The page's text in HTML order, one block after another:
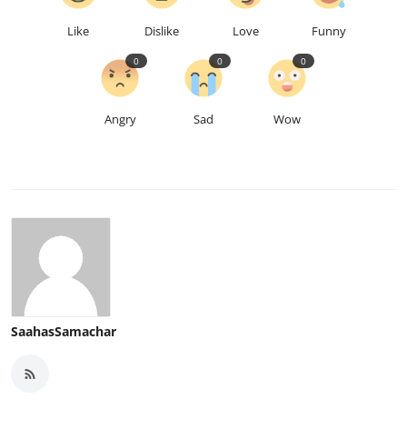
Like Dislike Love Funny
Angry
0
Sad
0
Wow
0
SaahasSamachar